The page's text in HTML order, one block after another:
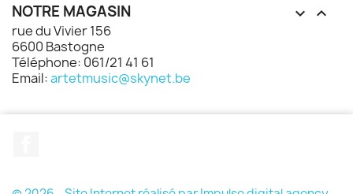
NOTRE MAGASIN  
rue du Vivier 156
6600 Bastogne
Téléphone: 061/21 41 61
Email:artetmusic@skynet.be